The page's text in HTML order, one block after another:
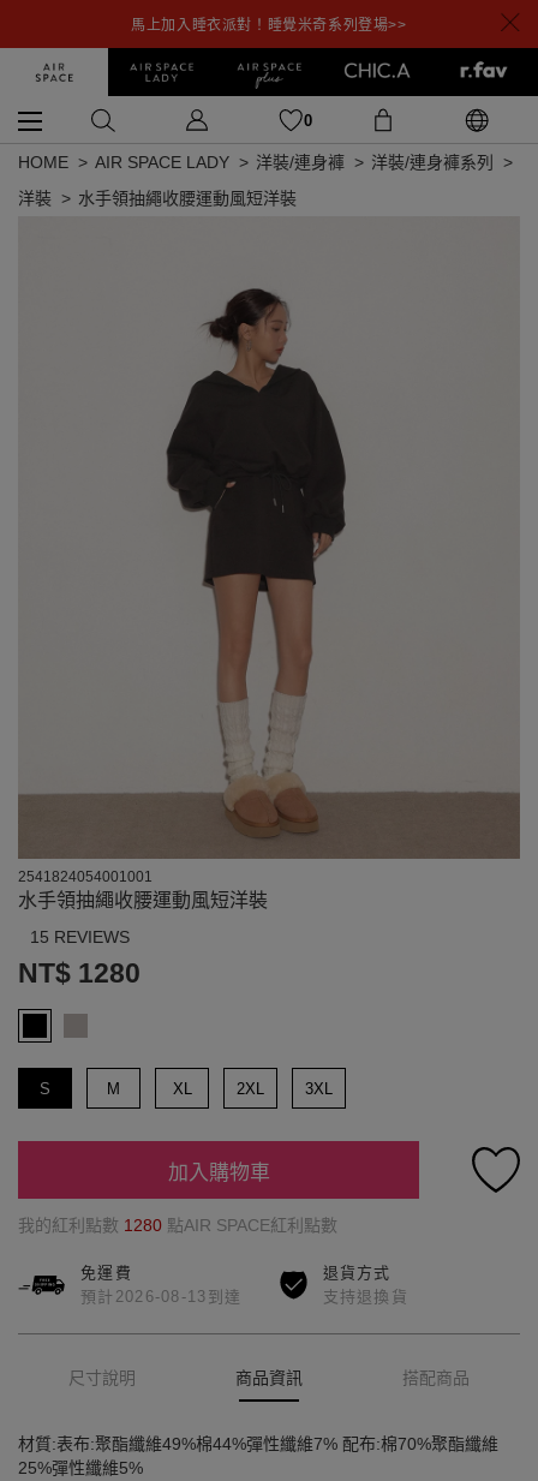
馬上加入睡衣派對！睡覺米奇系列登場>>
0
HOME AIR SPACE LADY 洋裝/連身褲
洋裝/連身褲系列
洋裝
水手領抽繩收腰運動風短洋裝
2541824054001001
水手領抽繩收腰運動風短洋裝
15 REVIEWS
NT$ 1280
S M XL 2XL 3XL
加入購物車
我的紅利點數 1280 點AIR SPACE紅利點數
免運費
預計2026-08-13到達
退貨方式
支持退換貨
尺寸說明 商品資訊 搭配商品
材質:表布:聚酯纖維49%棉44%彈性纖維7% 配布:棉70%聚酯纖維
25%彈性纖維5%